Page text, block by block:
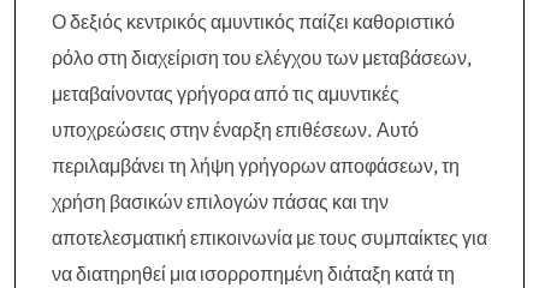
Ο δεξιός κεντρικός αμυντικός παίζει καθοριστικό
ρόλο στη διαχείριση του ελέγχου των μεταβάσεων,
μεταβαίνοντας γρήγορα από τις αμυντικές
υποχρεώσεις στην έναρξη επιθέσεων. Αυτό
περιλαμβάνει τη λήψη γρήγορων αποφάσεων, τη
χρήση βασικών επιλογών πάσας και την
αποτελεσματική επικοινωνία με τους συμπαίκτες για
να διατηρηθεί μια ισορροπημένη διάταξη κατά τη